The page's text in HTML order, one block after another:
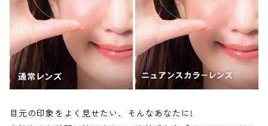
目元の印象をよく見せたい、そんなあなたに!